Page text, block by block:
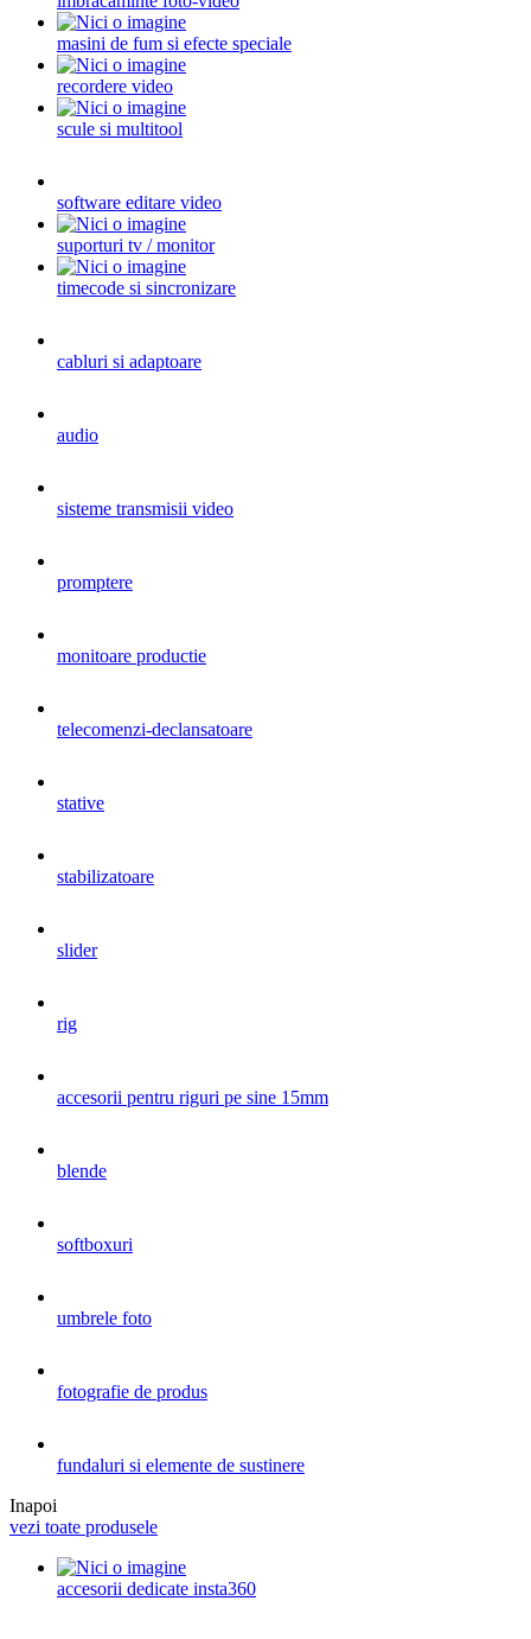
masini de fum si efecte speciale
recordere video
scule si multitool
software editare video
suporturi tv / monitor
timecode si sincronizare
cabluri si adaptoare
audio
sisteme transmisii video
promptere
monitoare productie
telecomenzi-declansatoare
stative
stabilizatoare
slider
rig
accesorii pentru riguri pe sine 15mm
blende
softboxuri
umbrele foto
fotografie de produs
fundaluri si elemente de sustinere
Inapoi
vezi toate produsele
accesorii dedicate insta360